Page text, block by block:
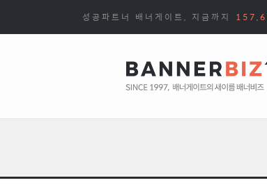
성공파트너 배너게이트, 지금까지